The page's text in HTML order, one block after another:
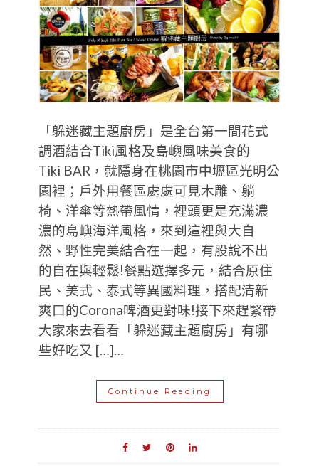
「躲迷藏主題廚房」是全台第一間花式
調酒結合Tiki風格及島嶼風味美食的
Tiki BAR，就隱身在桃園市中壢區光明公
園裡；戶外用餐區處處可見木雕、躺
椅、洋傘等熱帶風情，裡頭更是充滿濃
濃的島嶼海洋風格，來到這裡與大自
然、野性完美結合在一起，有股說不出
的自在與輕鬆!餐點選擇多元，結合原住
民、美式、泰式等異國料理，搭配清新
爽口的Corona啤酒更對味!接下來趕緊帶
大家來去看看「躲迷藏主題廚房」有哪
些好吃又 […]…
Continue Reading